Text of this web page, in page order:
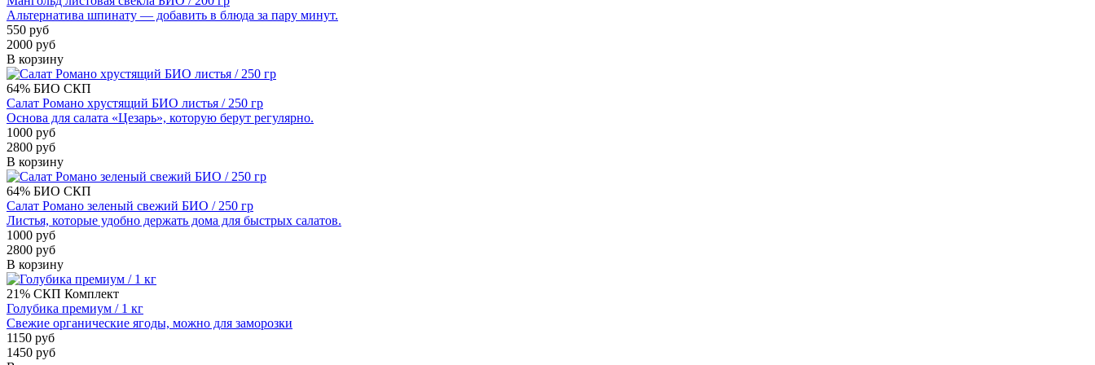
Альтернатива шпинату — добавить в блюда за пару минут.
550 руб
2000 руб
В корзину
64% БИО СКП
Салат Романо хрустящий БИО листья / 250 гр
Основа для салата «Цезарь», которую берут регулярно.
1000 руб
2800 руб
В корзину
64% БИО СКП
Салат Романо зеленый свежий БИО / 250 гр
Листья, которые удобно держать дома для быстрых салатов.
1000 руб
2800 руб
В корзину
21% СКП Комплект
Голубика премиум / 1 кг
Свежие органические ягоды, можно для заморозки
1150 руб
1450 руб